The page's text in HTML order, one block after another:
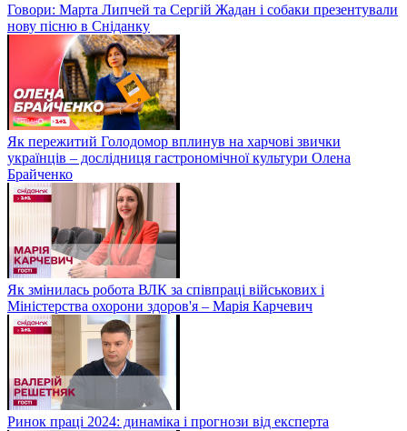
Говори: Марта Липчей та Сергій Жадан і собаки презентували
нову пісню в Сніданку
Як пережитий Голодомор вплинув на харчові звички
українців – дослідниця гастрономічної культури Олена
Брайченко
Як змінилась робота ВЛК за співпраці військових і
Міністерства охорони здоров'я – Марія Карчевич
Ринок праці 2024: динаміка і прогнози від експерта